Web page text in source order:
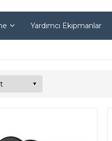
Yardımcı Ekipmanlar